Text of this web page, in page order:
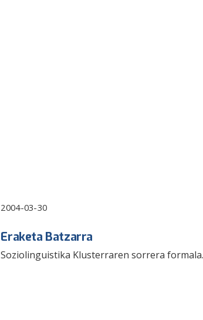
2004-03-30
Eraketa Batzarra
Soziolinguistika Klusterraren sorrera